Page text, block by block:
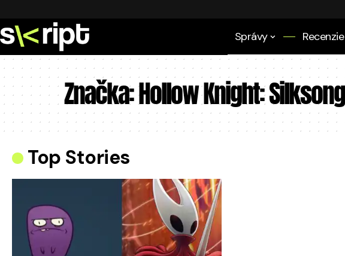
Správy Recenzie
Značka:Hollow Knight: Silksong
Top Stories